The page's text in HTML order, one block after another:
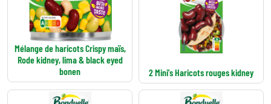
Mélange de haricots Crispy maïs,
Rode kidney, lima & black eyed
bonen
2 Mini's Haricots rouges kidney